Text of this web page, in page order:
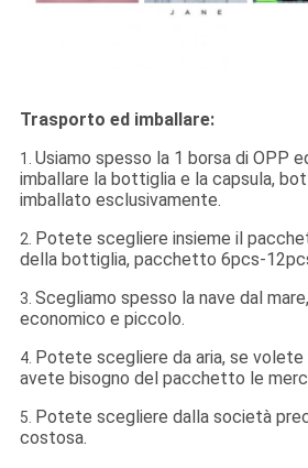
Trasporto ed imballare:
1. Usiamo spesso la 1 borsa di OPP
imballare la bottiglia e la capsula,
imballato esclusivamente.
2.
Potete scegliere insieme il
della bottiglia, pacchetto 6pcs-
3. Scegliamo spesso la nave dal
economico e piccolo.
4. Potete scegliere da aria, se
avete bisogno del pacchetto le
5.
Potete scegliere dalla società
costosa.